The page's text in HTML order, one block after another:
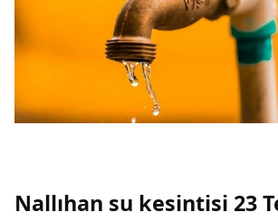
Nallıhan su kesintisi 23